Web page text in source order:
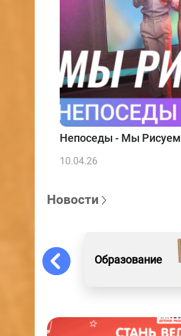
Непоседы - Мы Рисуем
10.04.26
Новости
Образование